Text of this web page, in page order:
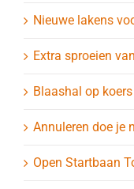
Nieuwe lakens
Extra sproeien
Blaashal op koers
Annuleren doe je
Open Startbaan